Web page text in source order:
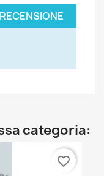
categoria:
favorite_border